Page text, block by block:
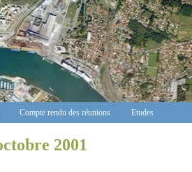
Compte rendu des réunions Etudes
2001